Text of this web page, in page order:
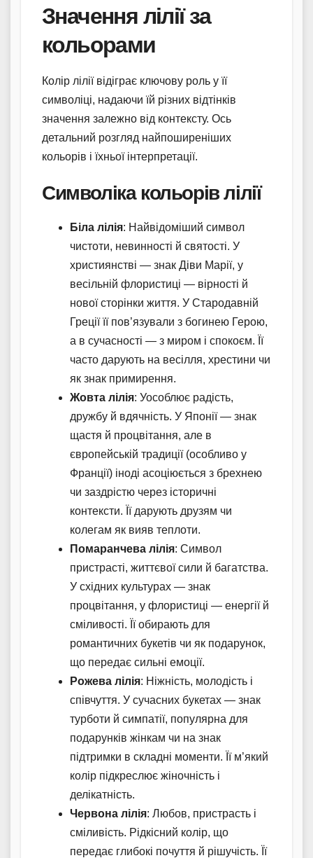
Значення лілії за
кольорами
Колір лілії відіграє ключову роль у її
символіці, надаючи їй різних відтінків
значення залежно від контексту. Ось
детальний розгляд найпоширеніших
кольорів і їхньої інтерпретації.
Символіка кольорів лілії
Біла лілія: Найвідоміший символ
чистоти, невинності й святості. У
християнстві — знак Діви Марії, у
весільній флористиці — вірності й
нової сторінки життя. У Стародавній
Греції її пов’язували з богинею Герою,
а в сучасності — з миром і спокоєм. Її
часто дарують на весілля, хрестини чи
як знак примирення.
Жовта лілія: Уособлює радість,
дружбу й вдячність. У Японії — знак
щастя й процвітання, але в
європейській традиції (особливо у
Франції) іноді асоціюється з брехнею
чи заздрістю через історичні
контексти. Її дарують друзям чи
колегам як вияв теплоти.
Помаранчева лілія: Символ
пристрасті, життєвої сили й багатства.
У східних культурах — знак
процвітання, у флористиці — енергії й
сміливості. Її обирають для
романтичних букетів чи як подарунок,
що передає сильні емоції.
Рожева лілія: Ніжність, молодість і
співчуття. У сучасних букетах — знак
турботи й симпатії, популярна для
подарунків жінкам чи на знак
підтримки в складні моменти. Її м’який
колір підкреслює жіночність і
делікатність.
Червона лілія: Любов, пристрасть і
сміливість. Рідкісний колір, що
передає глибокі почуття й рішучість. Її